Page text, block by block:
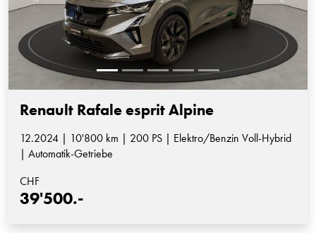
Renault Rafale esprit Alpine
12.2024 | 10'800 km | 200 PS | Elektro/Benzin Voll-Hybrid
| Automatik-Getriebe
CHF
39'500.-